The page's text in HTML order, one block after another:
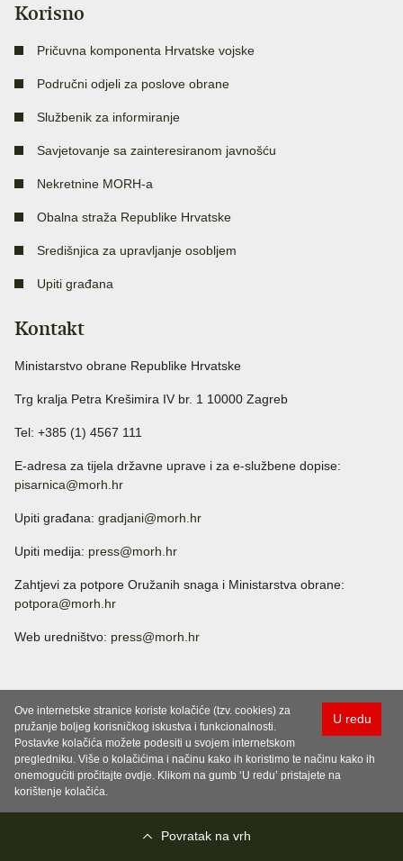
Korisno
Pričuvna komponenta Hrvatske vojske
Područni odjeli za poslove obrane
Službenik za informiranje
Savjetovanje sa zainteresiranom javnošću
Nekretnine MORH-a
Obalna straža Republike Hrvatske
Središnjica za upravljanje osobljem
Upiti građana
Kontakt
Ministarstvo obrane Republike Hrvatske
Trg kralja Petra Krešimira IV br. 1 10000 Zagreb
Tel: +385 (1) 4567 111
E-adresa za tijela državne uprave i za e-službene dopise:
pisarnica@morh.hr
Upiti građana: gradjani@morh.hr
Upiti medija: press@morh.hr
Zahtjevi za potpore Oružanih snaga i Ministarstva obrane:
potpora@morh.hr
Web uredništvo: press@morh.hr
U redu
Ove internetske stranice koriste kolačiće (tzv. cookies) za
pružanje boljeg korisničkog iskustva i funkcionalnosti.
Postavke kolačića možete podesiti u svojem internetskom
pregledniku. Više o kolačićima i načinu kako ih koristimo te načinu kako ih
onemogućiti pročitajte ovdje. Klikom na gumb ‘U redu’ pristajete na
korištenje kolačića.
Povratak na vrh